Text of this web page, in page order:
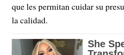
que les permitan cuidar su
la calidad.